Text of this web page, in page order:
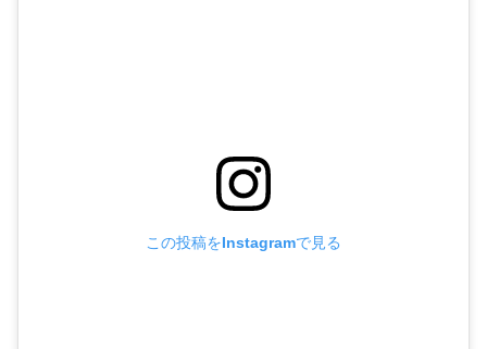
この投稿をInstagramで見る